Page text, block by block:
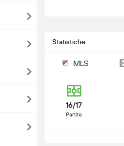
Statistiche
MLS
16/17
Partite